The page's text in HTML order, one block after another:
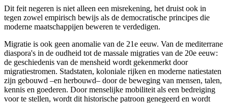
Dit feit negeren is niet alleen een misrekening, het druist ook in
tegen zowel empirisch bewijs als de democratische principes die
moderne maatschappijen beweren te verdedigen.
Migratie is ook geen anomalie van de 21e eeuw. Van de mediterrane
diaspora's in de oudheid tot de massale migraties van de 20e eeuw:
de geschiedenis van de mensheid wordt gekenmerkt door
migratiestromen. Stadstaten, koloniale rijken en moderne natiestaten
zijn gebouwd –en herbouwd– door de beweging van mensen, talen,
kennis en goederen. Door menselijke mobiliteit als een bedreiging
voor te stellen, wordt dit historische patroon genegeerd en wordt